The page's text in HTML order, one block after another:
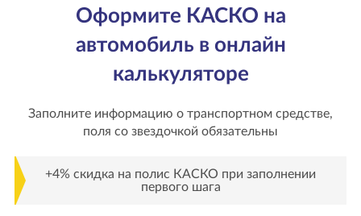
Оформите КАСКО на
автомобиль в онлайн
калькуляторе
Заполните информацию о транспортном средстве,
поля со звездочкой обязательны
+4% скидка на полис КАСКО при заполнении
первого шага